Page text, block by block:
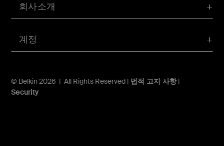
계정
회사소개
© Belkin 2026 | All Rights Reserved | 법적 고지 사항|
Security